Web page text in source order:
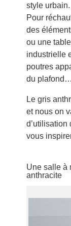
style urbain.
Pour
des
ou une
industrielle
poutres
du
Le gris
et nous on
d’utilisation
vous
Une salle à
anthracite